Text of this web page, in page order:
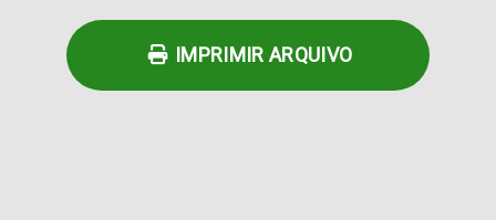
IMPRIMIR ARQUIVO